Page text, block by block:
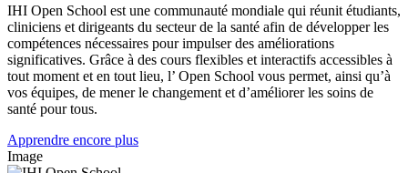
IHI Open School est une communauté mondiale qui réunit étudiants,
cliniciens et dirigeants du secteur de la santé afin de développer les
compétences nécessaires pour impulser des améliorations
significatives. Grâce à des cours flexibles et interactifs accessibles à
tout moment et en tout lieu, l’ Open School vous permet, ainsi qu’à
vos équipes, de mener le changement et d’améliorer les soins de
santé pour tous.
Apprendre encore plus
Image